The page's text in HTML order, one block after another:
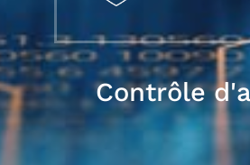
Contrôle